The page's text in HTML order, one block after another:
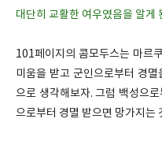
대단히 교활한 여우였음을 알게
101페이지의 콤모두스는 마르
미움을 받고 군인으로부터 경
으로 생각해보자. 그럼 백성으
으로부터 경멸 받으면 망가지는